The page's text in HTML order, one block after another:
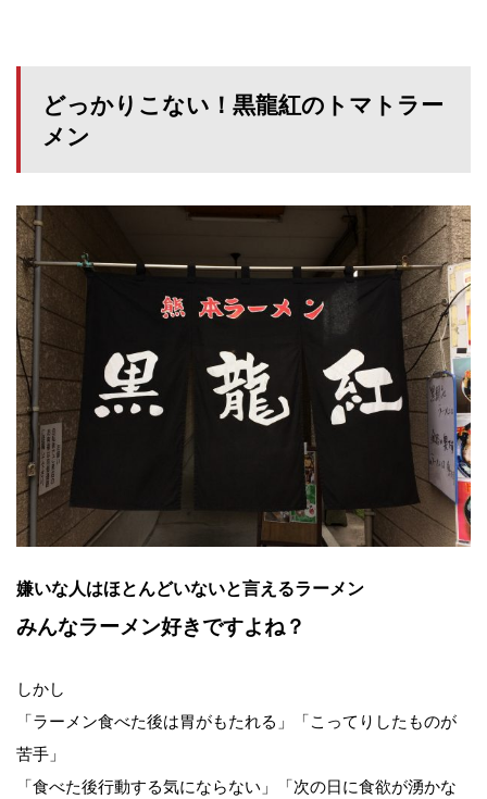
どっかりこない！黒龍紅のトマトラー
メン
嫌いな人はほとんどいないと言えるラーメン
みんなラーメン好きですよね？
しかし
「ラーメン食べた後は胃がもたれる」「こってりしたものが
苦手」
「食べた後行動する気にならない」「次の日に食欲が湧かな